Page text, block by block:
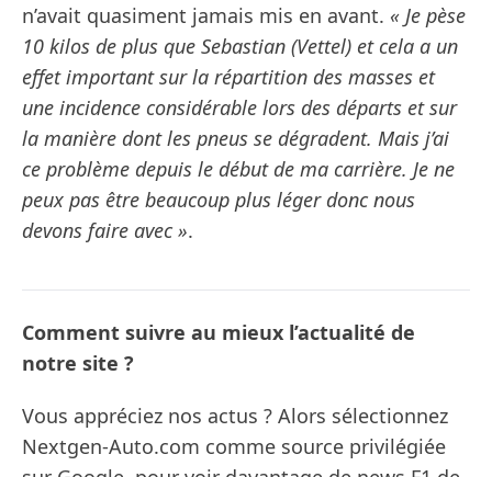
n’avait quasiment jamais mis en avant. « Je pèse
10 kilos de plus que Sebastian (Vettel) et cela a un
effet important sur la répartition des masses et
une incidence considérable lors des départs et sur
la manière dont les pneus se dégradent. Mais j’ai
ce problème depuis le début de ma carrière. Je ne
peux pas être beaucoup plus léger donc nous
devons faire avec ».
Comment suivre au mieux l’actualité de
notre site ?
Vous appréciez nos actus ? Alors sélectionnez
Nextgen-Auto.com comme source privilégiée